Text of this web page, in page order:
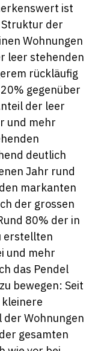
ist
Struktur der
Wohnungen
leer stehenden
rückläufig
gegenüber
der leer
und mehr
deutlich
Jahr rund
markanten
der grossen
80% der in
erstellten
und mehr
das Pendel
bewegen: Seit
der Wohnungen
gesamten